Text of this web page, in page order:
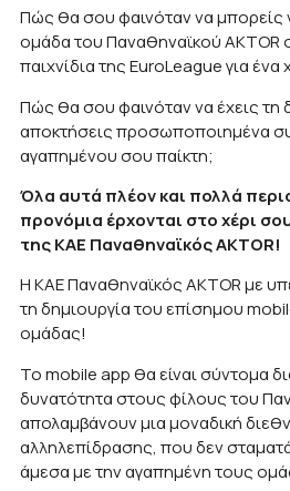
Πώς θα σου φαινόταν να μπορείς
ομάδα του Παναθηναϊκού AKTOR
παιχνίδια της EuroLeague για ένα
Πώς θα σου φαινόταν να έχεις τη
αποκτήσεις προσωποποιημένα
αγαπημένου σου παίκτη;
Όλα αυτά πλέον και πολλά
προνόμια έρχονται στο χέρι
της ΚΑΕ Παναθηναϊκός AKTOR!
Η ΚΑΕ Παναθηναϊκός AKTOR με
τη δημιουργία του επίσημου
ομάδας!
Το mobile app θα είναι σύντομα
δυνατότητα στους φίλους του
απολαμβάνουν μια μοναδική
αλληλεπίδρασης, που δεν
άμεσα με την αγαπημένη τους